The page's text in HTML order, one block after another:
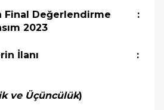
Final Değerlendirme :
2023
Eserlerin İlanı :
ve Üçüncülük)